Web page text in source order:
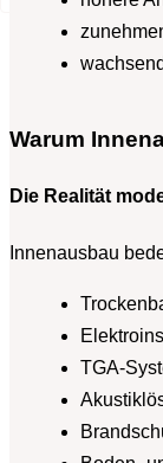
Warum
Die Realität
Innenausbau
TGA-